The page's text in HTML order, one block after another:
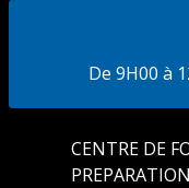
De 9H00 à
CENTRE DE